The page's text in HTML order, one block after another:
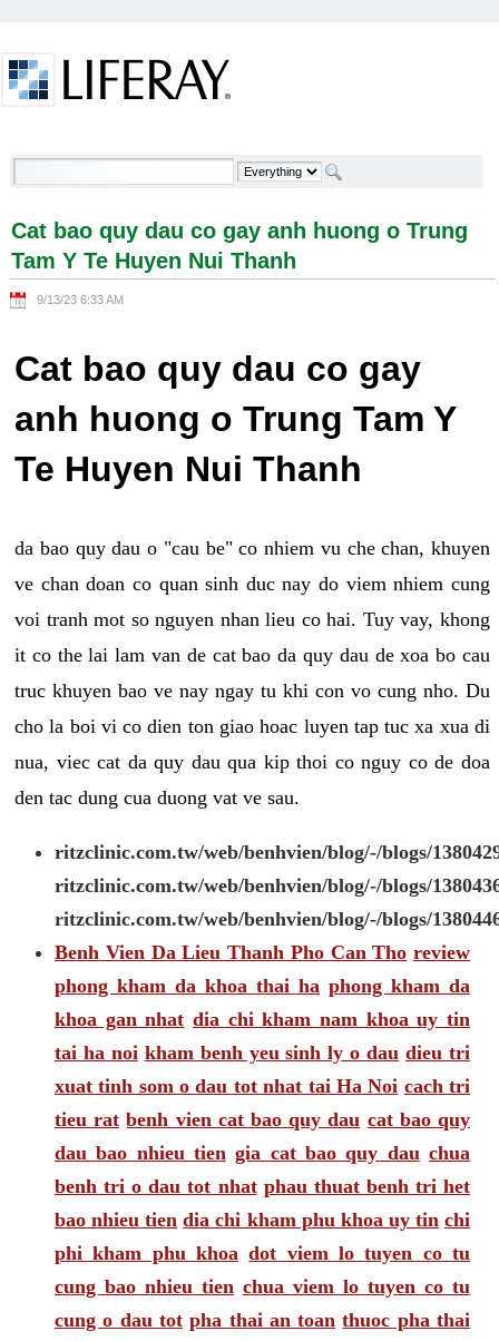
Cat bao quy dau co gay anh huong o Trung Tam Y
Cat bao quy dau co gay anh huong o Trung
Tam Y Te Huyen Nui Thanh
9/13/23 6:33 AM
Cat bao quy dau co gay
anh huong o Trung Tam Y
Te Huyen Nui Thanh
da bao quy dau o "cau be" co nhiem vu che chan, khuyen
ve chan doan co quan sinh duc nay do viem nhiem cung
voi tranh mot so nguyen nhan lieu co hai. Tuy vay, khong
it co the lai lam van de cat bao da quy dau de xoa bo cau
truc khuyen bao ve nay ngay tu khi con vo cung nho. Du
cho la boi vi co dien ton giao hoac luyen tap tuc xa xua di
nua, viec cat da quy dau qua kip thoi co nguy co de doa
den tac dung cua duong vat ve sau.
ritzclinic.com.tw/web/benhvien/blog/-/blogs/
ritzclinic.com.tw/web/benhvien/blog/-/blogs/
ritzclinic.com.tw/web/benhvien/blog/-/blogs/
Benh Vien Da Lieu Thanh Pho Can Tho review
phong kham da khoa thai ha phong kham da
khoa gan nhat dia chi kham nam khoa uy tin
tai ha noi kham benh yeu sinh ly o dau dieu tri
xuat tinh som o dau tot nhat tai Ha Noi cach tri
tieu rat benh vien cat bao quy dau cat bao quy
dau bao nhieu tien gia cat bao quy dau chua
benh tri o dau tot nhat phau thuat benh tri het
bao nhieu tien dia chi kham phu khoa uy tin chi
phi kham phu khoa dot viem lo tuyen co tu
cung bao nhieu tien chua viem lo tuyen co tu
cung o dau tot pha thai an toan thuoc pha thai